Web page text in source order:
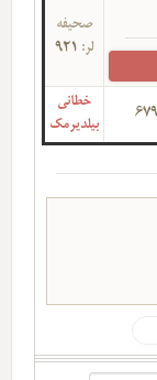
صحیفه
لر:
679
خطانی
بیلدیرمک